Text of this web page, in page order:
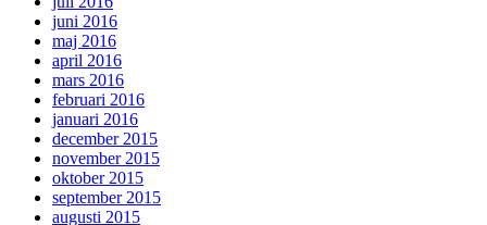
juni 2016
maj 2016
april 2016
mars 2016
februari 2016
januari 2016
december 2015
november 2015
oktober 2015
september 2015
augusti 2015